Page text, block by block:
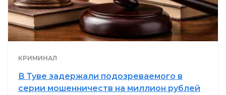
КРИМИНАЛ
В Туве задержали подозреваемого в
серии мошенничеств на миллион рублей